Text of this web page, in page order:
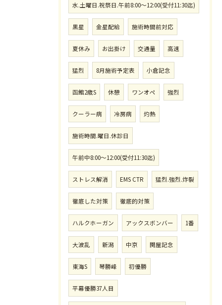
水.土曜日.祝祭日.午前8:00〜12:00(受付11:30迄)
黒星 金星配給 施術時間前対応
夏休み お出掛け 交通量 高速
猛烈 8月施術予定表 小倉記念
函館2歳S 休憩 ワンオペ 強烈
クーラー病 冷房病 灼熱
施術時間.曜日.休診日
午前中8:00〜12:00(受付11:30迄)
ストレス解消 EMS CTR 猛烈.強烈.炸裂
徹底した対策 徹底的対策
ハルクホーガン アックスボンバー 1番
大波乱 新潟 中京 関屋記念
東海S 琴勝峰 初優勝
平幕優勝37人目